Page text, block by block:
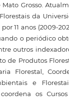
Grosso.
da
por 11 anos (2009-
o periódico
outros
de Produtos
Florestal,
e
os